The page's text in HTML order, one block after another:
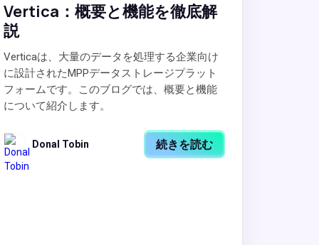
Vertica：概要と機能を徹底解
説
Verticaは、大量のデータを処理する企業向け
に設計されたMPPデータストレージプラット
フォームです。このブログでは、概要と機能
について紹介します。
Donal Tobin 続きを読む